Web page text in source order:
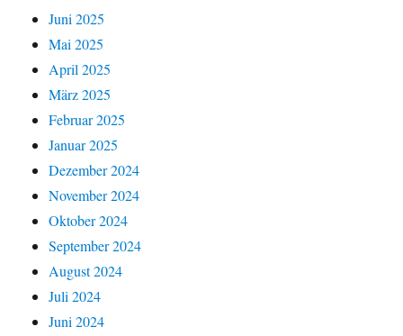
Juni 2025
Mai 2025
April 2025
März 2025
Februar 2025
Januar 2025
Dezember 2024
November 2024
Oktober 2024
September 2024
August 2024
Juli 2024
Juni 2024